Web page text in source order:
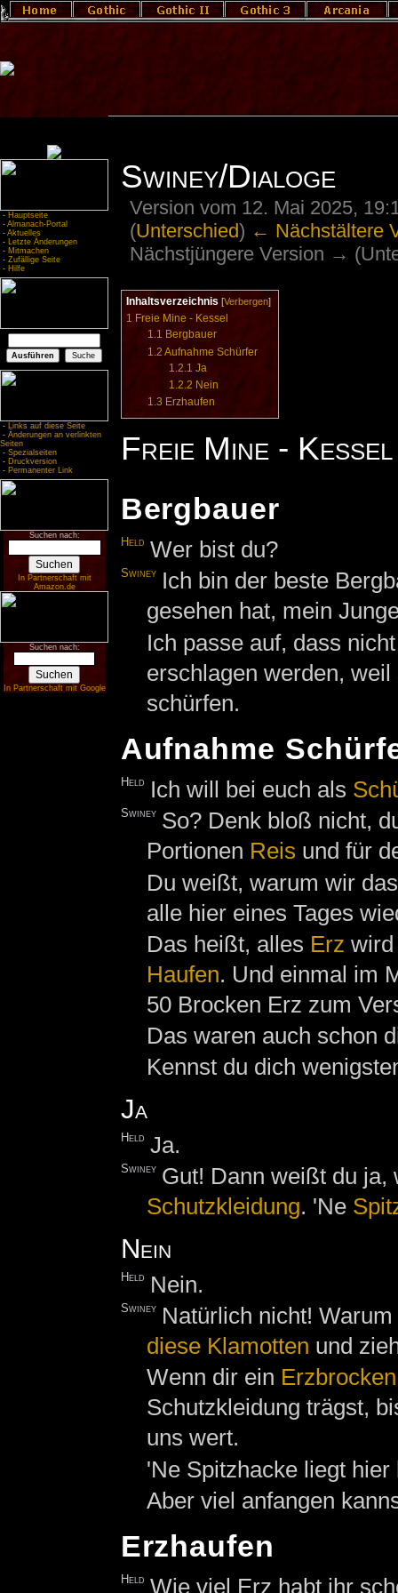
- Hauptseite
- Almanach-Portal
- Aktuelles
- Letzte Änderungen
- Mitmachen
- Zufällige Seite
- Hilfe
- Links auf diese Seite
- Änderungen an verlinkten
Seiten
- Spezialseiten
- Druckversion
- Permanenter Link
Suchen nach:
In Partnerschaft mit
Amazon.de
Suchen nach:
In Partnerschaft mit Google
Swiney/Dialoge
Version vom 12. Mai 2025,
(Unterschied) ← Nächstältere
Nächstjüngere Version →
Inhaltsverzeichnis [Verbergen]
1 Freie Mine - Kessel
1.1 Bergbauer
1.2 Aufnahme Schürfer
1.2.1 Ja
1.2.2 Nein
1.3 Erzhaufen
Freie Mine - Kessel
Bergbauer
Held Wer bist du?
Swiney Ich bin der beste
gesehen hat, mein
Ich passe auf, dass
erschlagen werden,
schürfen.
Aufnahme
Held Ich will bei euch als
Swiney So? Denk bloß nicht,
Portionen Reis und für
Du weißt, warum wir
alle hier eines Tages
Das heißt, alles Erz
Haufen. Und einmal im
50 Brocken Erz zum
Das waren auch schon
Kennst du dich
Ja
Held Ja.
Swiney Gut! Dann weißt du ja,
Schutzkleidung. 'Ne
Nein
Held Nein.
Swiney Natürlich nicht!
diese Klamotten und
Wenn dir ein Erzbrocken
Schutzkleidung trägst,
uns wert.
'Ne Spitzhacke liegt
Aber viel anfangen
Erzhaufen
Held Wie viel Erz habt ihr